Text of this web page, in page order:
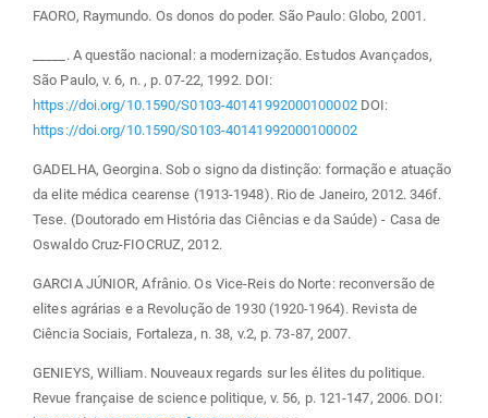
FAORO, Raymundo. Os donos do poder. São Paulo: Globo, 2001.
_____. A questão nacional: a modernização. Estudos Avançados,
São Paulo, v. 6, n. , p. 07-22, 1992. DOI:
https://doi.org/10.1590/S0103-40141992000100002DOI:
https://doi.org/10.1590/S0103-40141992000100002
GADELHA, Georgina. Sob o signo da distinção: formação e atuação
da elite médica cearense (1913-1948). Rio de Janeiro, 2012. 346f.
Tese. (Doutorado em História das Ciências e da Saúde) - Casa de
Oswaldo Cruz-FIOCRUZ, 2012.
GARCIA JÚNIOR, Afrânio. Os Vice-Reis do Norte: reconversão de
elites agrárias e a Revolução de 1930 (1920-1964). Revista de
Ciência Sociais, Fortaleza, n. 38, v.2, p. 73-87, 2007.
GENIEYS, William. Nouveaux regards sur les élites du politique.
Revue française de science politique, v. 56, p. 121-147, 2006. DOI: